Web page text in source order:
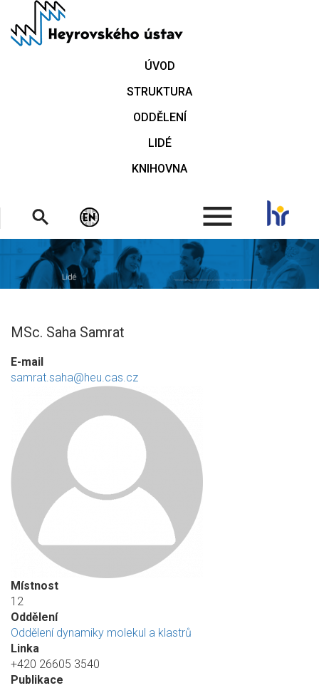
hlavnímu
ÚVOD
STRUKTURA
ODDĚLENÍ
LIDÉ
KNIHOVNA
.
MSc. Saha Samrat
E-mail
samrat.saha@heu.cas.cz
Místnost
12
Oddělení
Oddělení dynamiky molekul a klastrů
Linka
+420 26605 3540
Publikace